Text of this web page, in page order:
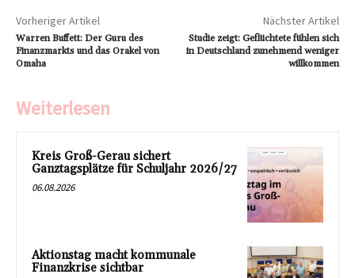
Vorheriger Artikel
Warren Buffett: Der Guru des
Finanzmarkts und das Orakel von
Omaha
Nächster Artikel
Studie zeigt: Geflüchtete fühlen sich
in Deutschland zunehmend weniger
willkommen
Weiterlesen
Kreis Groß-Gerau sichert
Ganztagsplätze für Schuljahr 2026/27
06.08.2026
Aktionstag macht kommunale
Finanzkrise sichtbar